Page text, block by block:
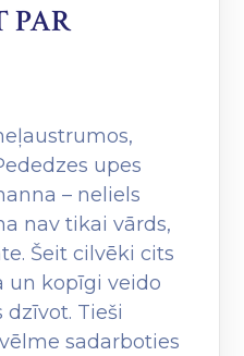
PAR
upes
– neliels
nav tikai vārds,
Šeit cilvēki cits
un kopīgi veido
dzīvot. Tieši
sadarboties